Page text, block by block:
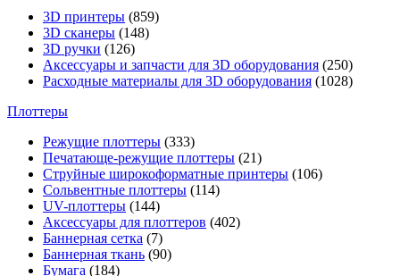
3D принтеры (859)
3D сканеры (148)
3D ручки (126)
Аксессуары и запчасти для 3D оборудования (250)
Расходные материалы для 3D оборудования (1028)
Плоттеры
Режущие плоттеры (333)
Печатающе-режущие плоттеры (21)
Струйные широкоформатные принтеры (106)
Сольвентные плоттеры (114)
UV-плоттеры (144)
Аксессуары для плоттеров (402)
Баннерная сетка (7)
Баннерная ткань (90)
Бумага (184)